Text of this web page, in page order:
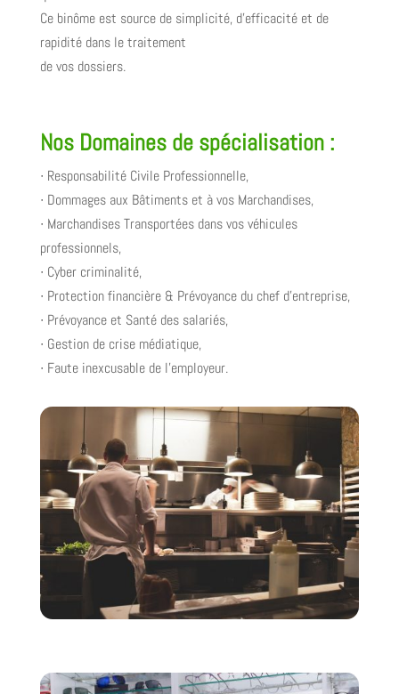
Ce binôme est source de simplicité, d’efficacité et de
rapidité dans le traitement
de vos dossiers.
Nos Domaines de spécialisation :
∙ Responsabilité Civile Professionnelle,
∙ Dommages aux Bâtiments et à vos Marchandises,
∙ Marchandises Transportées dans vos véhicules
professionnels,
∙ Cyber criminalité,
∙ Protection financière & Prévoyance du chef d’entreprise,
∙ Prévoyance et Santé des salariés,
∙ Gestion de crise médiatique,
∙ Faute inexcusable de l’employeur.